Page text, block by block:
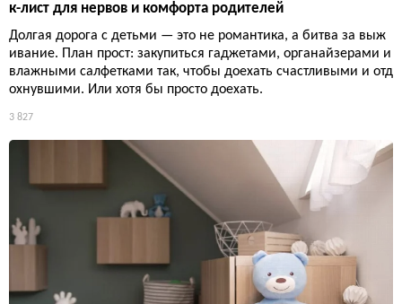
к-лист для нервов и комфорта родителей
Долгая дорога с детьми — это не романтика, а битва за выж
ивание. План прост: закупиться гаджетами, органайзерами и
влажными салфетками так, чтобы доехать счастливыми и отд
охнувшими. Или хотя бы просто доехать.
3 827